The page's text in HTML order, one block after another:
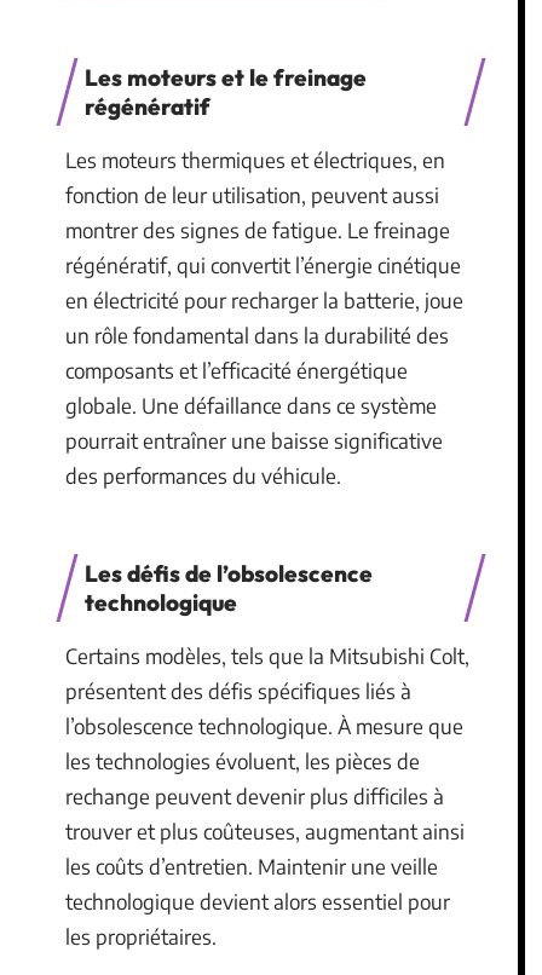
Les moteurs et le freinage
régénératif
Les moteurs thermiques et électriques, en
fonction de leur utilisation, peuvent aussi
montrer des signes de fatigue. Le freinage
régénératif, qui convertit l’énergie cinétique
en électricité pour recharger la batterie, joue
un rôle fondamental dans la durabilité des
composants et l’efficacité énergétique
globale. Une défaillance dans ce système
pourrait entraîner une baisse significative
des performances du véhicule.
Les défis de l’obsolescence
technologique
Certains modèles, tels que la Mitsubishi Colt,
présentent des défis spécifiques liés à
l’obsolescence technologique. À mesure que
les technologies évoluent, les pièces de
rechange peuvent devenir plus difficiles à
trouver et plus coûteuses, augmentant ainsi
les coûts d’entretien. Maintenir une veille
technologique devient alors essentiel pour
les propriétaires.